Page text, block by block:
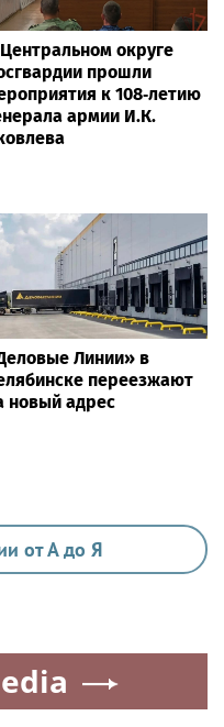
округе
прошли
к 108‑летию
армии И.К.
Линии» в
переезжают
новый адрес
от А до Я